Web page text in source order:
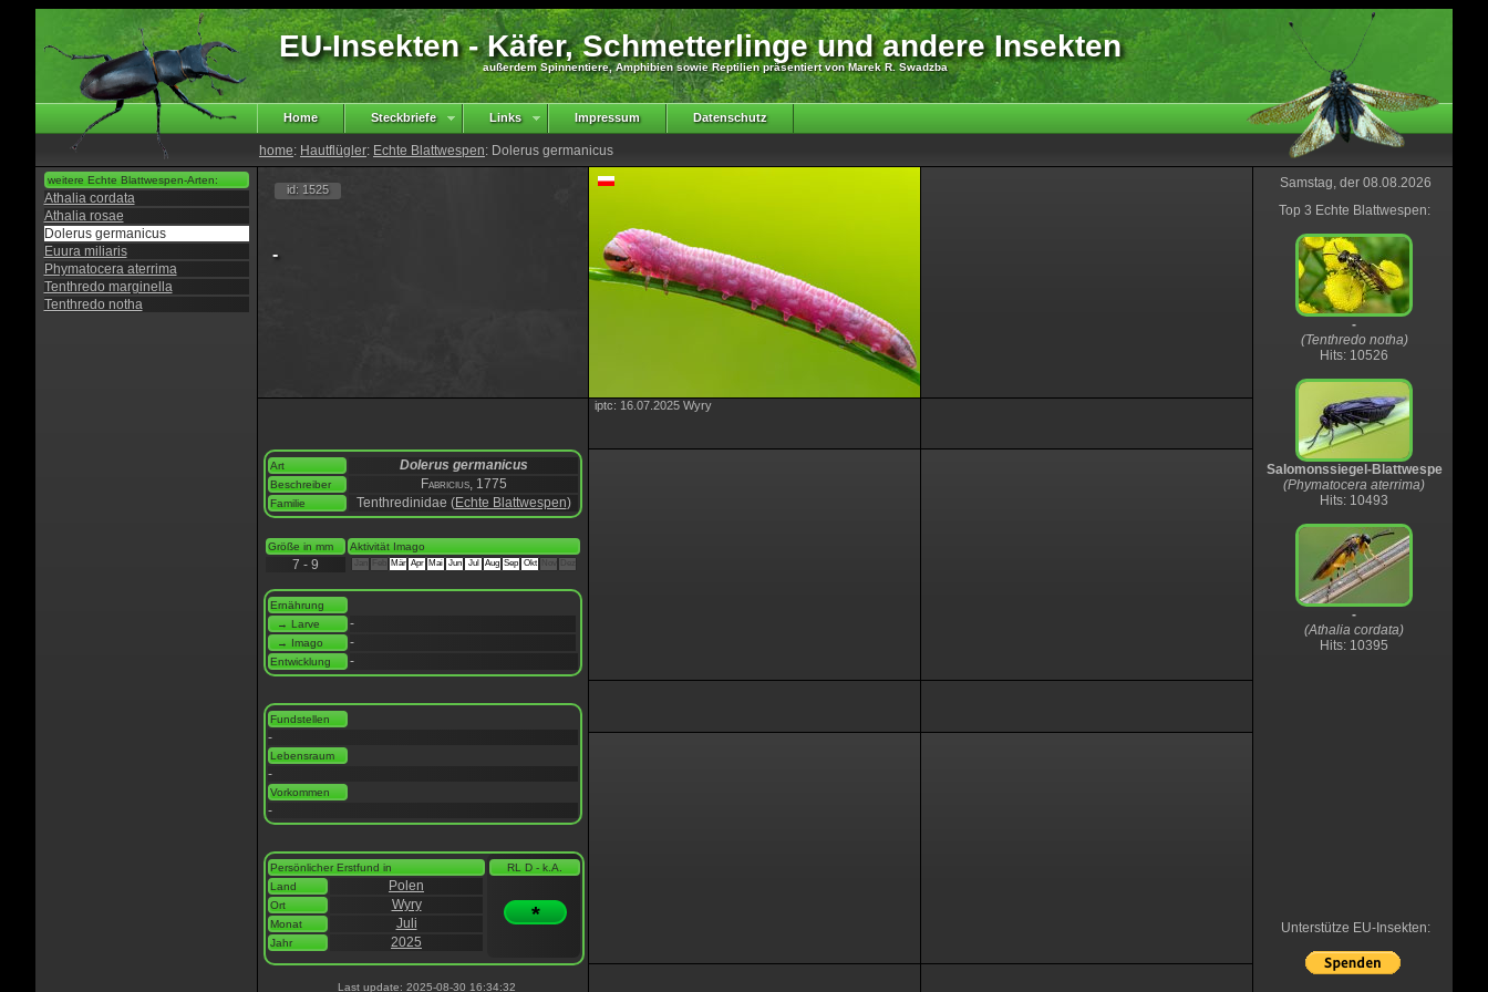
EU-Insekten - Käfer, Schmetterlinge und andere Insekten
außerdem Spinnentiere, Amphibien sowie Reptilien präsentiert von Marek R. Swadzba
Home Steckbriefe Links Impressum Datenschutz
home: Hautflügler: Echte Blattwespen: Dolerus germanicus
weitere Echte Blattwespen-Arten:
Athalia cordata
Athalia rosae
Dolerus germanicus
Euura miliaris
Phymatocera aterrima
Tenthredo marginella
Tenthredo notha
id: 1525
-
Art Dolerus germanicus
Beschreiber Fabricius, 1775
Familie Tenthredinidae (Echte Blattwespen)
Größe in mm Aktivität Imago
7 - 9 Mär Apr Mai Jun Jul Aug Sep Okt
Ernährung
→ Larve
-
→ Imago -
Entwicklung -
Fundstellen
-
Lebensraum
-
Vorkommen
-
Persönlicher Erstfund in
Land
Polen
Ort Wyry
Monat Juli
Jahr 2025
RL D - k.A.
*
Last update: 2025-08-30 16:34:32
iptc: 16.07.2025 Wyry
Samstag, der 08.08.2026
Top 3 Echte Blattwespen:
-
(Tenthredo notha)
Hits: 10526
Salomonssiegel-Blattwespe
(Phymatocera aterrima)
Hits: 10493
-
(Athalia cordata)
Hits: 10395
Unterstütze EU-Insekten: